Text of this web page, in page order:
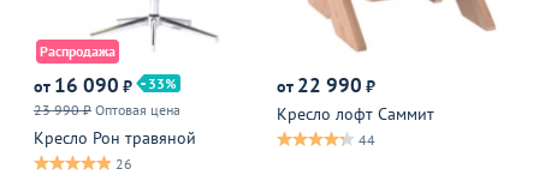
Распродажа
от 16 090 ₽
33
23 990 ₽ Оптовая цена
Кресло Рон травяной
26
от 22 990 ₽
Кресло лофт Саммит
44